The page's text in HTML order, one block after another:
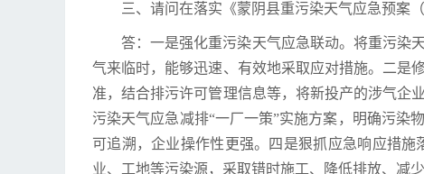
三、请问在落实《蒙阴县重污染天气应急预案
答：一是强化重污染天气应急联动。将重污染
气来临时，能够迅速、有效地采取应对措施。二是
准，结合排污许可管理信息等，将新投产的涉气企
污染天气应急减排“一厂一策”实施方案，明确污染
可追溯，企业操作性更强。四是狠抓应急响应措
业、工地等污染源，采取错时施工、降低排放、减